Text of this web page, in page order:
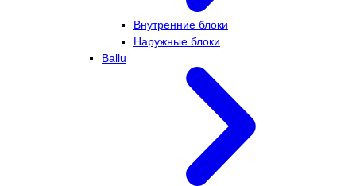
Внутренние блоки
Наружные блоки
Ballu